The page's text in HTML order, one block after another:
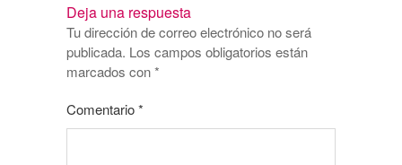
Deja una respuesta
Tu dirección de correo electrónico no será
publicada. Los campos obligatorios están
marcados con*
Comentario*